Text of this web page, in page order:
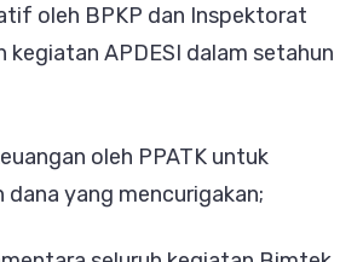
oleh BPKP dan Inspektorat
kegiatan APDESI dalam setahun
oleh PPATK untuk
dana yang mencurigakan;